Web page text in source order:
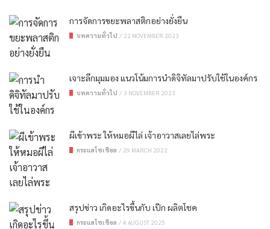
การจัดการขยะพลาสติกอย่างยั่งยืน
บทความทั่วไป / 22 NOVEMBER 2023
เจาะลึกมุมมอง แนวโน้มการนำดิจิทัลมาปรับใช้ในองค์กร
บทความทั่วไป / 3 NOVEMBER 2023
ผีเข้าพระ ให้หมอผีไล่ เจ้าอาวาสเลยไล่พระ
กระแสโซเชียล / 29 MARCH 2022
สรุปข่าว เกิดอะไรขึ้นกับ เป๊ก ผลิตโชค
กระแสโซเชียล / 4 AUGUST 2025